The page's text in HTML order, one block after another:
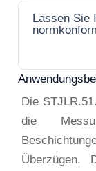
Lassen Sie
Die
die
Überzügen.